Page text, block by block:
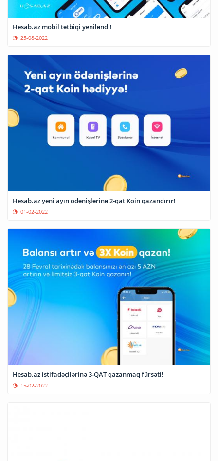
Hesab.az mobil tətbiqi yeniləndi!
25-08-2022
Hesab.az yeni ayın ödənişlərinə 2-qat Koin qazandırır!
01-02-2022
Hesab.az istifadəçilərinə 3-QAT qazanmaq fürsəti!
15-02-2022